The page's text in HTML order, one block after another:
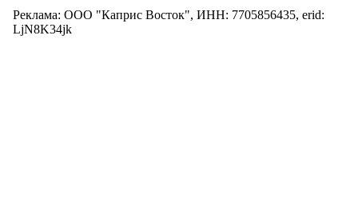
Реклама: ООО "Каприс Восток", ИНН: 7705856435, erid:
LjN8K34jk